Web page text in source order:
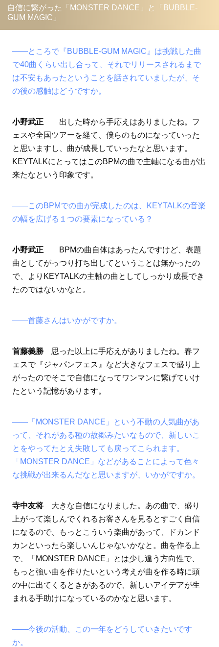
自信に繋がった「MONSTER DANCE」と「BUBBLE-
GUM MAGIC」
――ところで『BUBBLE-GUM MAGIC』は挑戦した曲
で40曲くらい出し合って、それでリリースされるまで
は不安もあったということを話されていましたが、そ
の後の感触はどうですか。
小野武正
出した時から手応えはありましたね。フ
ェスや全国ツアーを経て、僕らのものになっていった
と思いますし、曲が成長していったなと思います。
KEYTALKにとってはこのBPMの曲で主軸になる曲が出
来たなという印象です。
――このBPMでの曲が完成したのは、KEYTALKの音楽
の幅を広げる１つの要素になっている？
小野武正
BPMの曲自体はあったんですけど、表題
曲としてがっつり打ち出してということは無かったの
で、よりKEYTALKの主軸の曲としてしっかり成長でき
たのではないかなと。
――首藤さんはいかがですか。
首藤義勝 思った以上に手応えがありましたね。春フ
ェスで『ジャパンフェス』など大きなフェスで盛り上
がったのでそこで自信になってワンマンに繋げていけ
たという記憶があります。
――「MONSTER DANCE」という不動の人気曲があ
って、それがある種の故郷みたいなもので、新しいこ
とをやってたとえ失敗しても戻ってこられます。
「MONSTER DANCE」などがあることによって色々
な挑戦が出来るんだなと思いますが、いかがですか。
寺中友将 大きな自信になりました。あの曲で、盛り
上がって楽しんでくれるお客さんを見るとすごく自信
になるので、もっとこういう楽曲があって、ドカンド
カンといったら楽しいんじゃないかなと。曲を作る上
で、「MONSTER DANCE」とは少し違う方向性で、
もっと強い曲を作りたいという考えが曲を作る時に頭
の中に出てくるときがあるので、新しいアイデアが生
まれる手助けになっているのかなと思います。
――今後の活動、この一年をどうしていきたいです
か。